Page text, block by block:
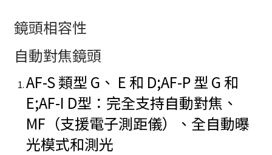
鏡頭相容性
自動對焦鏡頭
AF-S 類型 G、 E 和 D;AF-P 型 G 和
E;AF-I D型：完全支持自動對焦、
MF（支援電子測距儀）、全自動曝
光模式和測光